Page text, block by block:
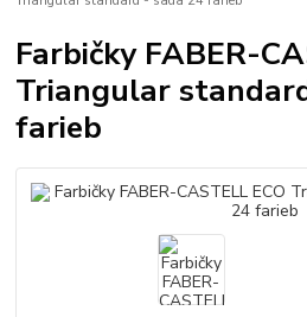
Farbičky FABER-
Triangular
farieb